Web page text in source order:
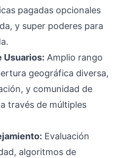
pagadas opcionales
y super poderes para
Usuarios: Amplio rango
geográfica diversa,
y comunidad de
través de múltiples
Evaluación
algoritmos de